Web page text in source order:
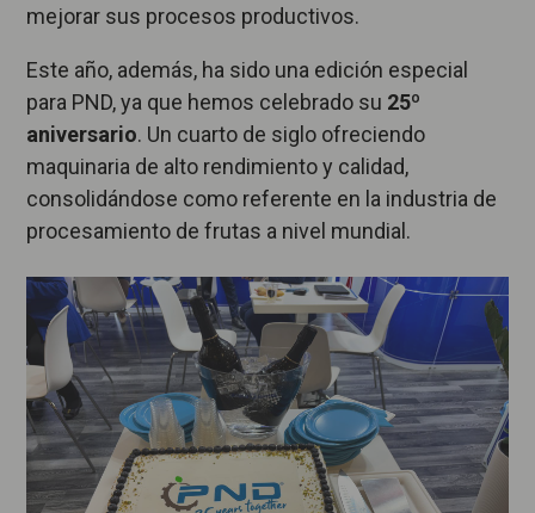
mejorar sus procesos productivos.
Este año, además, ha sido una edición especial
para PND, ya que hemos celebrado su 25º
aniversario. Un cuarto de siglo ofreciendo
maquinaria de alto rendimiento y calidad,
consolidándose como referente en la industria de
procesamiento de frutas a nivel mundial.